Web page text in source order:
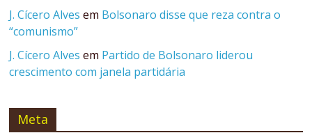
J. Cícero Alves em Bolsonaro disse que reza contra o
“comunismo”
J. Cícero Alves em Partido de Bolsonaro liderou
crescimento com janela partidária
Meta